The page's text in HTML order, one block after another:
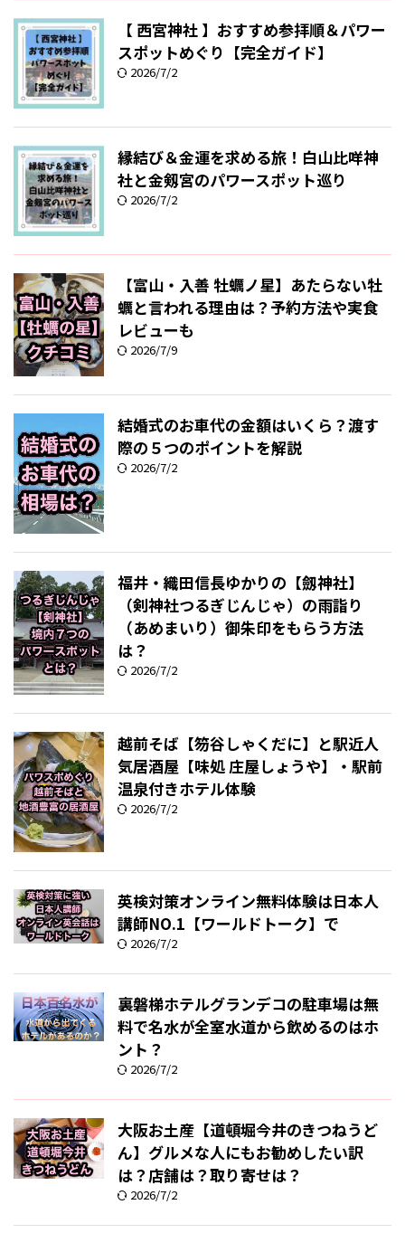
【 西宮神社 】おすすめ参拝順＆パワー
スポットめぐり【完全ガイド】
2026/7/2
縁結び＆金運を求める旅！白山比咩神
社と金剱宮のパワースポット巡り
2026/7/2
【富山・入善 牡蠣ノ星】あたらない牡
蠣と言われる理由は？予約方法や実食
レビューも
2026/7/9
結婚式のお車代の金額はいくら？渡す
際の５つのポイントを解説
2026/7/2
福井・織田信長ゆかりの【劔神社】
（剣神社つるぎじんじゃ）の雨詣り
（あめまいり）御朱印をもらう方法
は？
2026/7/2
越前そば【笏谷しゃくだに】と駅近人
気居酒屋【味処 庄屋しょうや】・駅前
温泉付きホテル体験
2026/7/2
英検対策オンライン無料体験は日本人
講師NO.1【ワールドトーク】で
2026/7/2
裏磐梯ホテルグランデコの駐車場は無
料で名水が全室水道から飲めるのはホ
ント？
2026/7/2
大阪お土産【道頓堀今井のきつねうど
ん】グルメな人にもお勧めしたい訳
は？店舗は？取り寄せは？
2026/7/2